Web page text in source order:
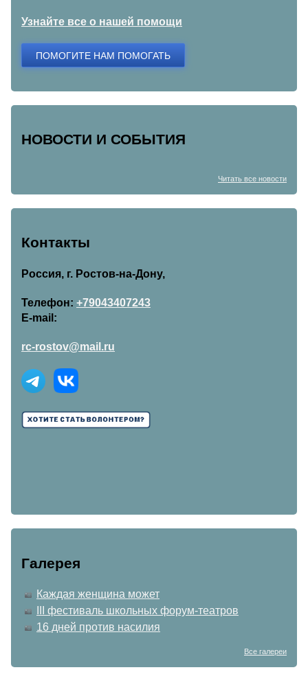
Узнайте все о нашей помощи
ПОМОГИТЕ НАМ ПОМОГАТЬ
НОВОСТИ И СОБЫТИЯ
Читать все новости
Контакты
Россия, г. Ростов-на-Дону,
Телефон: +79043407243
E-mail:
rc-rostov@mail.ru
Галерея
Каждая женщина может
III фестиваль школьных форум-театров
16 дней против насилия
Все галереи